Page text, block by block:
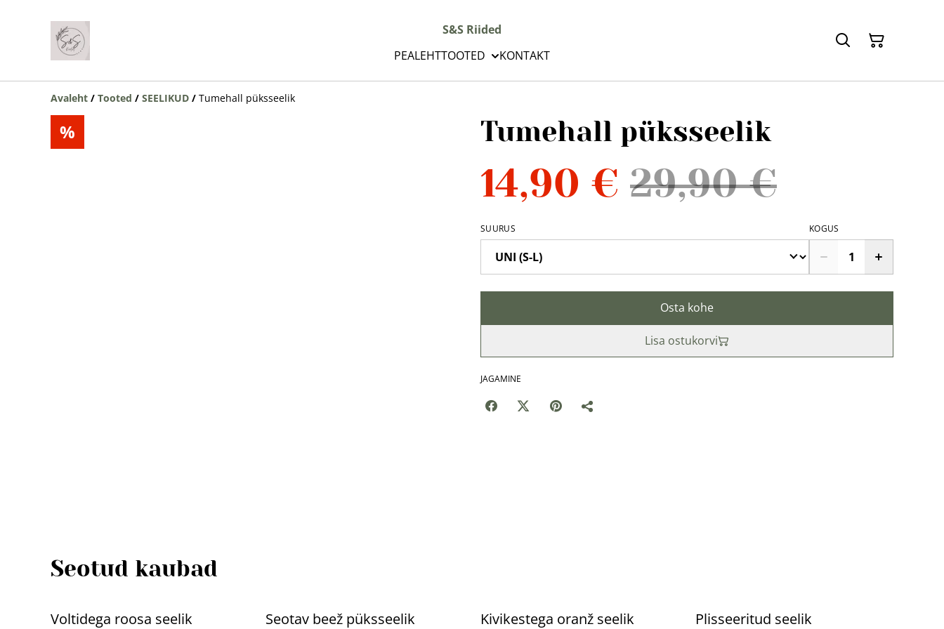
S&S Riided
PEALEHTTOOTED KONTAKT
Avaleht / Tooted / SEELIKUD / Tumehall püksseelik
% Tumehall püksseelik
14,90 € 29,90 €
SUURUS KOGUS
Osta kohe
Lisa ostukorvi
JAGAMINE
Seotud kaubad
%
Voltidega roosa seelik %
Seotav beež püksseelik %
Kivikestega oranž seelik
%
Plisseeritud seelik